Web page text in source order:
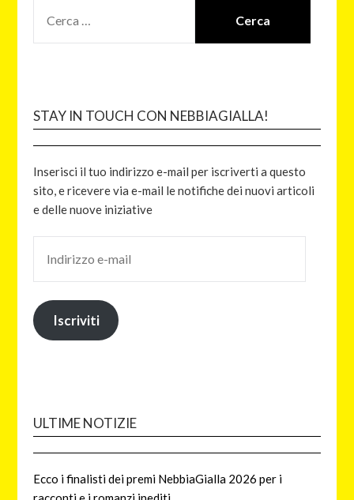
STAY IN TOUCH CON NEBBIAGIALLA!
Inserisci il tuo indirizzo e-mail per iscriverti a questo
sito, e ricevere via e-mail le notifiche dei nuovi articoli
e delle nuove iniziative
Iscriviti
ULTIME NOTIZIE
Ecco i finalisti dei premi NebbiaGialla 2026 per i